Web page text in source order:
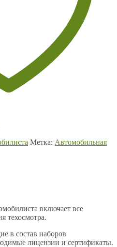
Метка: Автомобильная
включает все
техосмотра.
в состав наборов
лицензии и сертификаты.